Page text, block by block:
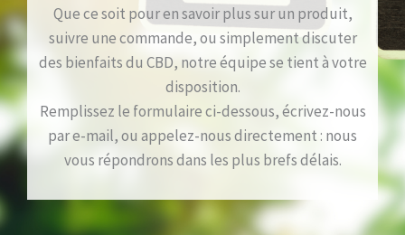
Que ce soit pour en savoir plus sur un produit,
suivre une commande, ou simplement discuter
des bienfaits du CBD, notre équipe se tient à votre
disposition.
Remplissez le formulaire ci-dessous, écrivez-nous
par e-mail, ou appelez-nous directement : nous
vous répondrons dans les plus brefs délais.